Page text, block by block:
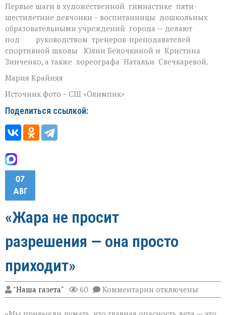
Первые шаги в художественной гимнастике пяти-
шестилетние девчонки – воспитанницы дошкольных
образовательными учреждений города — делают
под руководством тренеров-преподавателей
спортивной школы Юлии Белочкиной и Кристина
Зинченко, а также хореографа Натальи Свечкаревой.
Мария Крайняя
Источник фото – СШ «Олимпик»
Поделиться ссылкой:
07
АВГ
«Жара не просит
разрешения — она просто
приходит»
"Наша газета" 60 Комментарии к
записи
отключены